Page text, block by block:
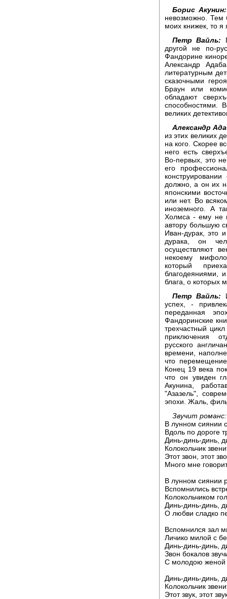
Борис Акунин:
невозможно. Тем
моих книжек, то
Петр Вайль:
другой не по-
Фандорине
Александр
литературным
сказочными
Браун или
обладают
способностями.
великих
Александр
из этих великих
на кого. Скорее
него есть
Во-первых, это
его
должно, а он их
японскими
или нет. Во
иноземного. А
Холмса - ему не
автору большую
Иван-дурак, это
дурака, он
осуществляют
некоему
который
благодеяниями,
блага, о которых
Петр Вайль:
успех, -
переданная
Фандоринские
трехчастный
приключения
русского
времени,
что
Конец 19 века
что он увиден
Акунина,
"Азазель",
эпохи. Жаль,
Звучит романс:
В лунном сиянии
Вдоль по дороге
Динь-динь-динь,
Колокольчик
Этот звон, этот
Много мне
В лунном сиянии
Вспомнились
Колокольчиком
Динь-динь-динь,
О любви сладко
Вспомнился зал
Личико милой с
Динь-динь-динь,
Звон бокалов
С молодою женой
Динь-динь-динь,
Колокольчик
Этот звук, этот